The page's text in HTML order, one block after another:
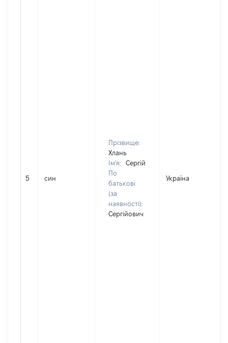
5 син
Прізвище:
Хлань
Ім'я:
Сергій
По
батькові
(за
наявності):
Сергійович
Україна